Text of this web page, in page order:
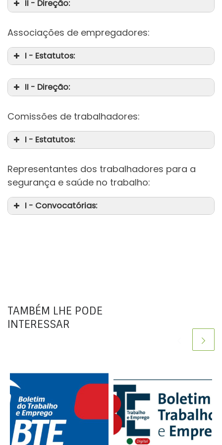
II - Direção:
Associações de empregadores:
I - Estatutos:
II - Direção:
Comissões de trabalhadores:
I - Estatutos:
Representantes dos trabalhadores para a
segurança e saúde no trabalho:
I - Convocatórias:
TAMBÉM LHE PODE
INTERESSAR